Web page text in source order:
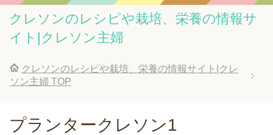
クレソンのレシピや栽培、栄養の情報サ
イト|クレソン主婦
クレソンのレシピや栽培、栄養の情報サイト|クレ
ソン主婦 TOP
プランタークレソン1